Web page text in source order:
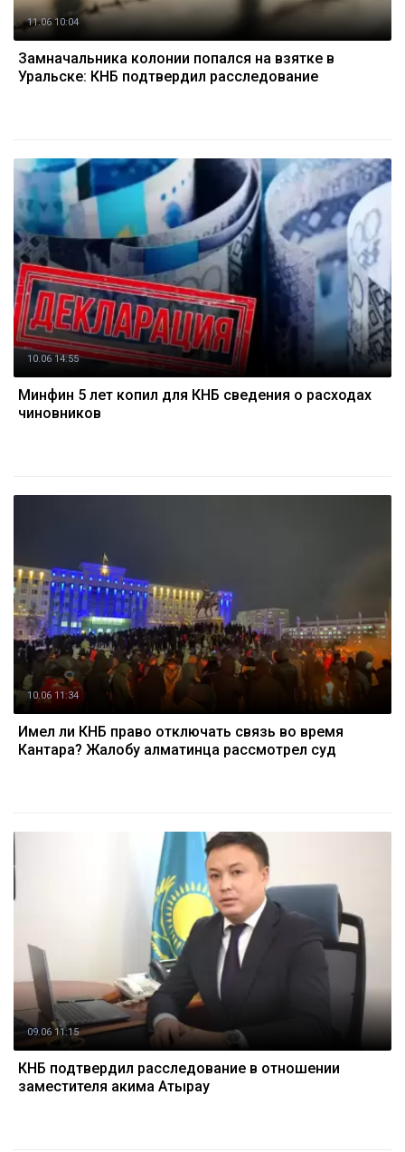
11.06 10:04
Замначальника колонии попался на взятке в
Уральске: КНБ подтвердил расследование
10.06 14:55
Минфин 5 лет копил для КНБ сведения о расходах
чиновников
10.06 11:34
Имел ли КНБ право отключать связь во время
Кантара? Жалобу алматинца рассмотрел суд
09.06 11:15
КНБ подтвердил расследование в отношении
заместителя акима Атырау